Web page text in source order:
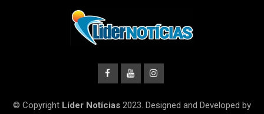
© Copyright Líder Notícias 2023. Designed and Developed by